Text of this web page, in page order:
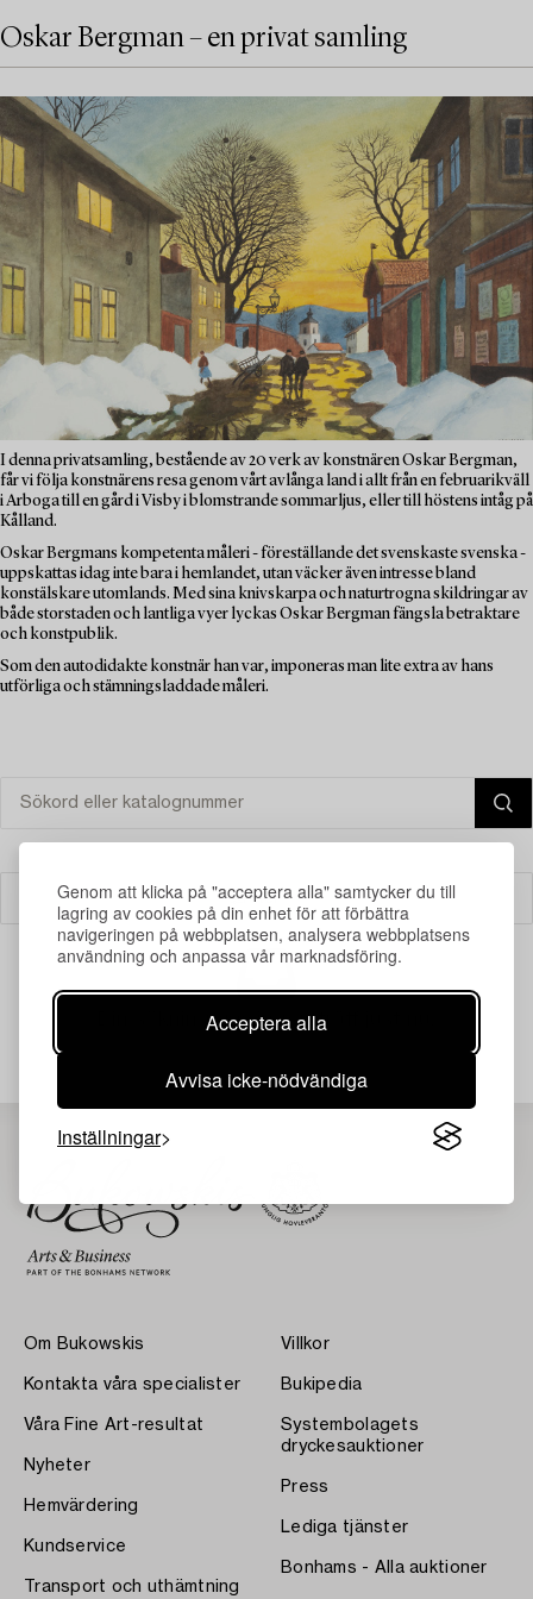
Genom att klicka på "acceptera alla" samtycker du till
lagring av cookies på din enhet för att förbättra
navigeringen på webbplatsen, analysera webbplatsens
användning och anpassa vår marknadsföring.
Acceptera alla
Avvisa icke-nödvändiga
Inställningar
Oskar Bergman – en privat samling
I denna privatsamling, bestående av 20 verk av konstnären Oskar Bergman,
får vi följa konstnärens resa genom vårt avlånga land i allt från en februarikväll
i Arboga till en gård i Visby i blomstrande sommarljus, eller till höstens intåg på
Kålland.
Oskar Bergmans kompetenta måleri - föreställande det svenskaste svenska -
uppskattas idag inte bara i hemlandet, utan väcker även intresse bland
konstälskare utomlands. Med sina knivskarpa och naturtrogna skildringar av
både storstaden och lantliga vyer lyckas Oskar Bergman fängsla betraktare
och konstpublik.
Som den autodidakte konstnär han var, imponeras man lite extra av hans
utförliga och stämningsladdade måleri.
Filter
Din sökning gav ingen träff just nu.
Om Bukowskis
Kontakta våra specialister
Våra Fine Art-resultat
Nyheter
Hemvärdering
Kundservice
Transport och uthämtning
Villkor
Bukipedia
Systembolagets
dryckesauktioner
Press
Lediga tjänster
Bonhams - Alla auktioner